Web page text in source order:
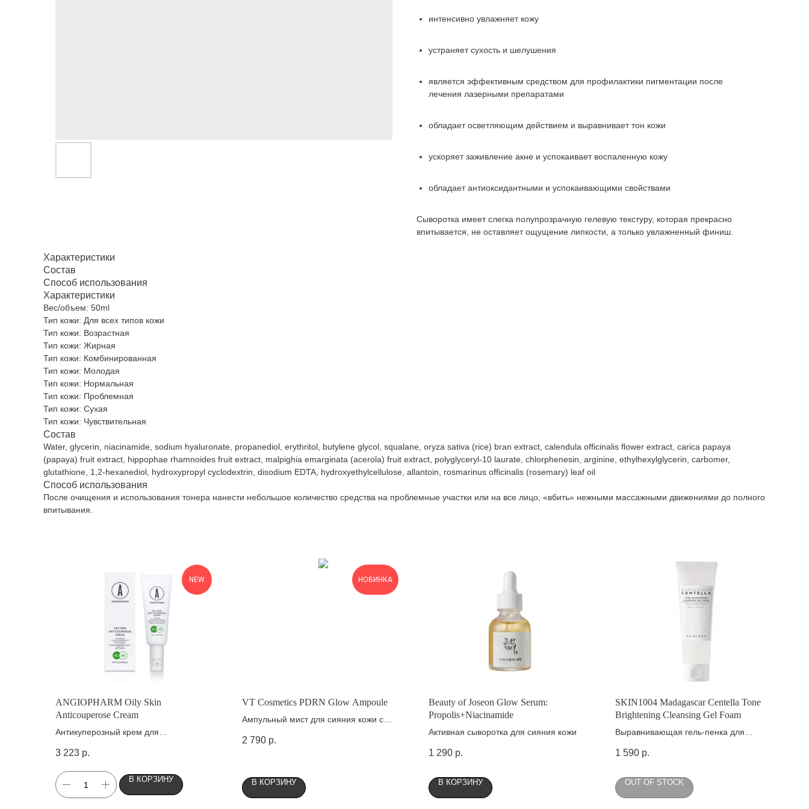
интенсивно увлажняет кожу
устраняет сухость и шелушения
является эффективным средством для профилактики пигментации после
лечения лазерными препаратами
обладает осветляющим действием и выравнивает тон кожи
ускоряет заживление акне и успокаивает воспаленную кожу
обладает антиоксидантными и успокаивающими свойствами
Сыворотка имеет слегка полупрозрачную гелевую текстуру, которая прекрасно
впитывается, не оставляет ощущение липкости, а только увлажненный финиш.
Характеристики
Состав
Способ использования
Характеристики
Вес/объем: 50ml
Тип кожи: Для всех типов кожи
Тип кожи: Возрастная
Тип кожи: Жирная
Тип кожи: Комбинированная
Тип кожи: Молодая
Тип кожи: Нормальная
Тип кожи: Проблемная
Тип кожи: Сухая
Тип кожи: Чувствительная
Состав
Water, glycerin, niacinamide, sodium hyaluronate, propanediol, erythritol, butylene glycol, squalane, oryza sativa (rice) bran extract, calendula officinalis flower extract, carica papaya
(papaya) fruit extract, hippophae rhamnoides fruit extract, malpighia emarginata (acerola) fruit extract, polyglyceryl-10 laurate, chlorphenesin, arginine, ethylhexylglycerin, carbomer,
glutathione, 1,2-hexanediol, hydroxypropyl cyclodextrin, disodium EDTA, hydroxyethylcellulose, allantoin, rosmarinus officinalis (rosemary) leaf oil
Способ использования
После очищения и использования тонера нанести небольшое количество средства на проблемные участки или на все лицо, «вбить» нежными массажными движениями до полного
впитывания.
NEW
ANGIOPHARM Oily Skin
Anticouperose Cream
Антикуперозный крем для
3 223 р.
В КОРЗИНУ
НОВИНКА
VT Cosmetics PDRN Glow Ampoule
Ампульный мист для сияния кожи с
2 790 р.
В КОРЗИНУ
Beauty of Joseon Glow Serum:
Propolis+Niacinamide
Активная сыворотка для сияния кожи
1 290 р.
В КОРЗИНУ
SKIN1004 Madagascar Centella Tone
Brightening Cleansing Gel Foam
Выравнивающая гель-пенка для
1 590 р.
OUT OF STOCK